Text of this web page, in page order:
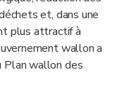
et, dans une
plus attractif à
wallon a
Plan wallon des